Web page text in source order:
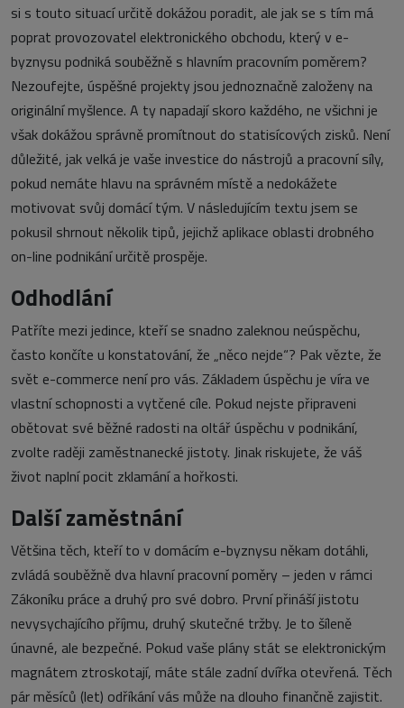
si s touto situací určitě dokážou poradit, ale jak se s tím má
poprat provozovatel elektronického obchodu, který v e-
byznysu podniká souběžně s hlavním pracovním poměrem?
Nezoufejte, úspěšné projekty jsou jednoznačně založeny na
originální myšlence. A ty napadají skoro každého, ne všichni je
však dokážou správně promítnout do statisícových zisků. Není
důležité, jak velká je vaše investice do nástrojů a pracovní síly,
pokud nemáte hlavu na správném místě a nedokážete
motivovat svůj domácí tým. V následujícím textu jsem se
pokusil shrnout několik tipů, jejichž aplikace oblasti drobného
on-line podnikání určitě prospěje.
Odhodlání
Patříte mezi jedince, kteří se snadno zaleknou neúspěchu,
často končíte u konstatování, že „něco nejde“? Pak vězte, že
svět e-commerce není pro vás. Základem úspěchu je víra ve
vlastní schopnosti a vytčené cíle. Pokud nejste připraveni
obětovat své běžné radosti na oltář úspěchu v podnikání,
zvolte raději zaměstnanecké jistoty. Jinak riskujete, že váš
život naplní pocit zklamání a hořkosti.
Další zaměstnání
Většina těch, kteří to v domácím e-byznysu někam dotáhli,
zvládá souběžně dva hlavní pracovní poměry – jeden v rámci
Zákoníku práce a druhý pro své dobro. První přináší jistotu
nevysychajícího příjmu, druhý skutečné tržby. Je to šíleně
únavné, ale bezpečné. Pokud vaše plány stát se elektronickým
magnátem ztroskotají, máte stále zadní dvířka otevřená. Těch
pár měsíců (let) odříkání vás může na dlouho finančně zajistit.